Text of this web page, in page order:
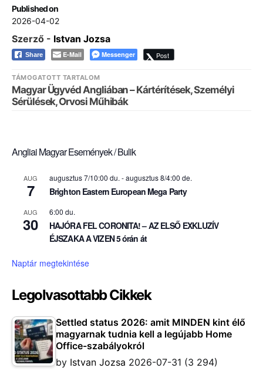
Published on
2026-04-02
Szerző - Istvan Jozsa
Share E-Mail Messenger Post
TÁMOGATOTT TARTALOM
Magyar Ügyvéd Angliában – Kártérítések, Személyi
Sérülések, Orvosi Műhibák
Angliai Magyar Események / Bulik
AUG
7
augusztus 7/10:00 du. -augusztus 8/4:00 de.
Brighton Eastern European Mega Party
AUG
30
6:00 du.
HAJÓRA FEL CORONITA! – AZ ELSŐ EXKLUZÍV
ÉJSZAKA A VIZEN 5 órán át
Naptár megtekintése
Legolvasottabb Cikkek
Settled status 2026: amit MINDEN kint élő
magyarnak tudnia kell a legújabb Home
Office-szabályokról
by Istvan Jozsa 2026-07-31 (3 294)